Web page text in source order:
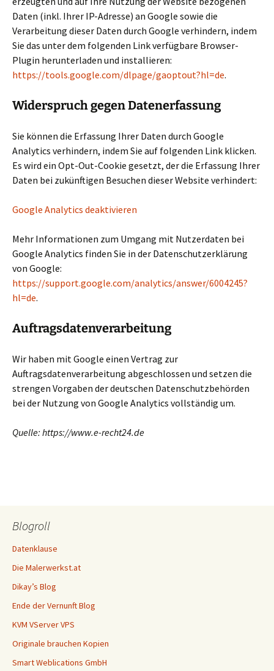
Daten (inkl. Ihrer IP-Adresse) an Google sowie die
Verarbeitung dieser Daten durch Google verhindern, indem
Sie das unter dem folgenden Link verfügbare Browser-
Plugin herunterladen und installieren:
https://tools.google.com/dlpage/gaoptout?hl=de.
Widerspruch gegen Datenerfassung
Sie können die Erfassung Ihrer Daten durch Google
Analytics verhindern, indem Sie auf folgenden Link klicken.
Es wird ein Opt-Out-Cookie gesetzt, der die Erfassung Ihrer
Daten bei zukünftigen Besuchen dieser Website verhindert:
Google Analytics deaktivieren
Mehr Informationen zum Umgang mit Nutzerdaten bei
Google Analytics finden Sie in der Datenschutzerklärung
von Google:
https://support.google.com/analytics/answer/6004245?
hl=de.
Auftragsdatenverarbeitung
Wir haben mit Google einen Vertrag zur
Auftragsdatenverarbeitung abgeschlossen und setzen die
strengen Vorgaben der deutschen Datenschutzbehörden
bei der Nutzung von Google Analytics vollständig um.
Quelle: https://www.e-recht24.de
Blogroll
Datenklause
Die Malerwerkst.at
Dikay’s Blog
Ende der Vernunft Blog
KVM VServer VPS
Originale brauchen Kopien
Smart Weblications GmbH